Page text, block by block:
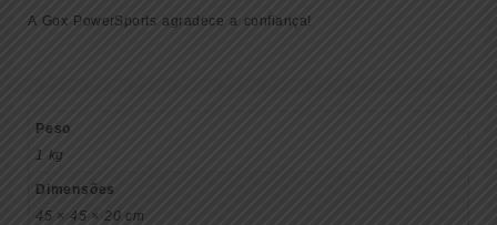
A Gox PowerSports agradece a confiança!
Peso
1 kg
Dimensões
45 × 45 × 20 cm